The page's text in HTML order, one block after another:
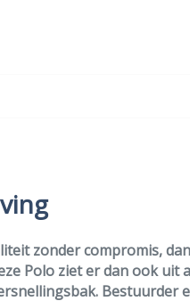
zonder compromis,
Polo ziet er dan ook
Bestuurder